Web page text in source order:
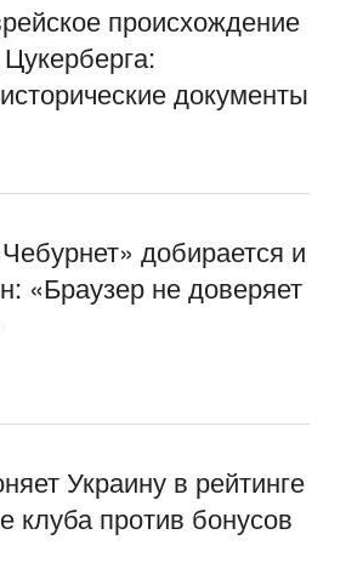
происхождение
документы
добирается и
«Браузер не доверяет
Украину в рейтинге
против бонусов